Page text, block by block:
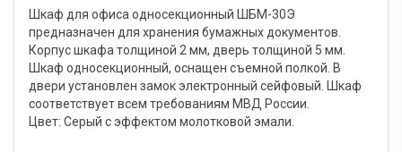
Шкаф для офиса односекционный ШБМ-30Э
предназначен для хранения бумажных документов.
Корпус шкафа толщиной 2 мм, дверь толщиной 5 мм.
Шкаф односекционный, оснащен съемной полкой. В
двери установлен замок электронный сейфовый. Шкаф
соответствует всем требованиям МВД России.
Цвет: Серый с эффектом молотковой эмали.